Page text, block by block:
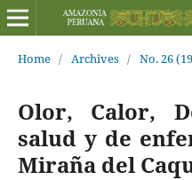
Home / Archives / No. 26
Olor, Calor,
salud y de
Miraña del